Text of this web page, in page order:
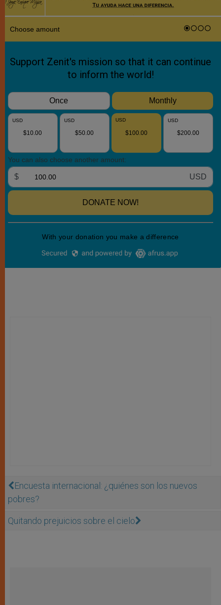
Encuesta internacional: ¿quiénes son los nuevos
pobres?
Quitando prejuicios sobre el cielo